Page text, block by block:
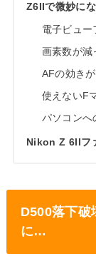
Z6IIで微妙に
電子ビュー
画素数が減
AFの効き
使えないF
パソコンへ
Nikon Z 6IIフ
D500落下破
に…